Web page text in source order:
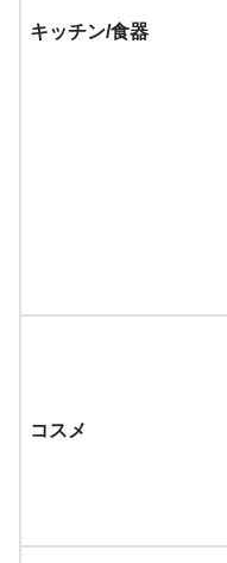
キッチン/食器
コスメ